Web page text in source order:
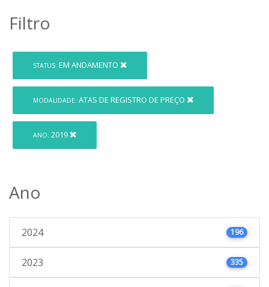
Filtro
STATUS: EM ANDAMENTO
MODALIDADE: ATAS DE REGISTRO DE PREÇO
ANO: 2019
Ano
2024 196
2023 335